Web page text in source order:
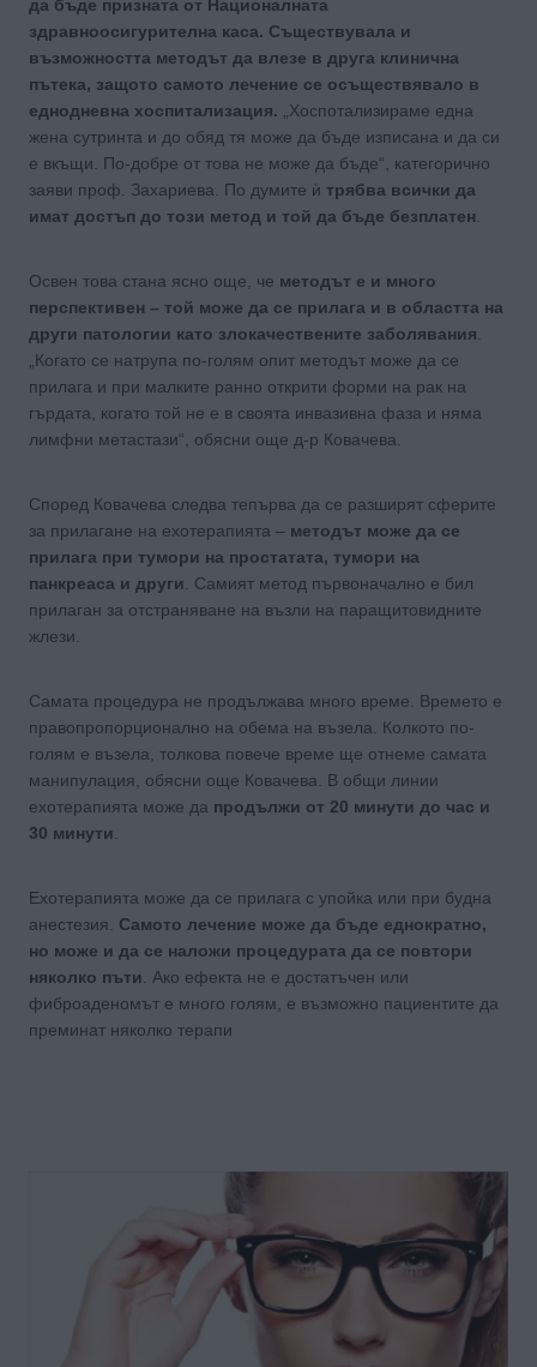
да бъде призната от Националната
здравноосигурителна каса. Съществувала и
възможността методът да влезе в друга клинична
пътека, защото самото лечение се осъществявало в
еднодневна хоспитализация. „Хоспотализираме една
жена сутринта и до обяд тя може да бъде изписана и да си
е вкъщи. По-добре от това не може да бъде“, категорично
заяви проф. Захариева. По думите ѝ трябва всички да
имат достъп до този метод и той да бъде безплатен
Освен това стана ясно още, че методът е и много
перспективен – той може да се прилага и в областта на
други патологии като злокачествените заболявания
„Когато се натрупа по-голям опит методът може да се
прилага и при малките ранно открити форми на рак на
гърдата, когато той не е в своята инвазивна фаза и няма
лимфни метастази“, обясни още д-р Ковачева.
Според Ковачева следва тепърва да се разширят сферите
за прилагане на ехотерапията – методът може да се
прилага при тумори на простатата, тумори на
панкреаса и други . Самият метод първоначално е бил
прилаган за отстраняване на възли на паращитовидните
жлези.
Самата процедура не продължава много време. Времето е
правопропорционално на обема на възела. Колкото по-
голям е възела, толкова повече време ще отнеме самата
манипулация, обясни още Ковачева. В общи линии
ехотерапията може да продължи от 20 минути до час и
30 минути
Ехотерапията може да се прилага с упойка или при будна
анестезия. Самото лечение може да бъде еднократно,
но може и да се наложи процедурата да се повтори
няколко пъти . Ако ефекта не е достатъчен или
фиброаденомът е много голям, е възможно пациентите да
преминат няколко терапи